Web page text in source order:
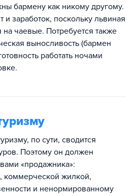
бармену как никому другому.
и заработок, поскольку львиная
на чаевые. Потребуется также
выносливость (бармен
работать ночами
по сути, сводится
Поэтому он должен
«продажника»:
коммерческой жилкой,
и ненормированному